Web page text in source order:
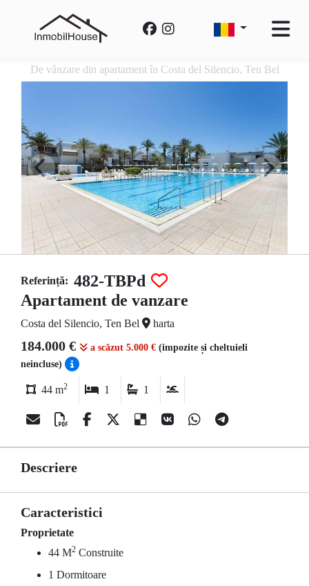
De vânzare din apartament în Costa del Silencio, Ten Bel
Referință: 482-TBPd
Apartament de vanzare
Costa del Silencio, Ten Bel harta
184.000 € a scăzut 5.000 € (impozite și cheltuieli
neincluse)
44 m2 1 1
Descriere
Caracteristici
Proprietate
44 M2 Construite
1 Dormitoare